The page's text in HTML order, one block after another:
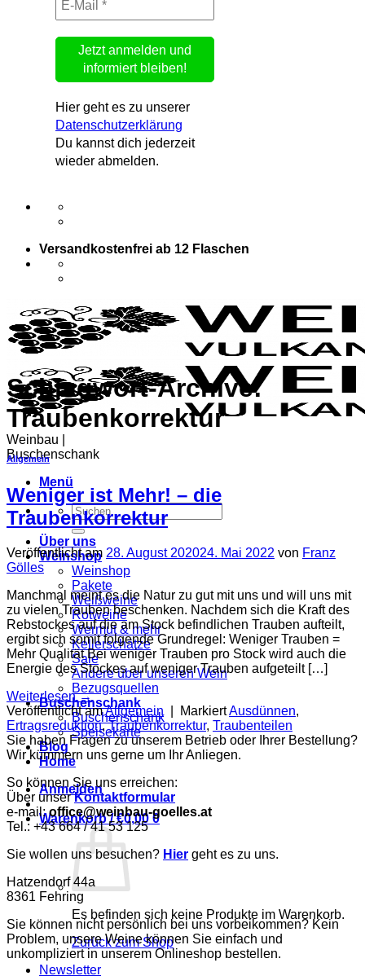
Hier geht es zu unserer
Datenschutzerklärung
Du kannst dich jederzeit
wieder abmelden.
Versandkostenfrei ab 12 Flaschen
Weinbau |
Buschenschank
Menü
Suchen
nach:
Über uns
Weinshop
Weinshop
Pakete
Weißweine
Rotweine
Wermut & mehr
Kellerschätze
Sale
Andere über unseren Wein
Bezugsquellen
Buschenschank
Buschenschank
Speisekarte
Blog
Home
Anmelden
Warenkorb /€0,00 0
Es befinden sich keine Produkte im Warenkorb.
Zurück zum Shop
Newsletter
Schlagwort-Archive:
Traubenkorrektur
Allgemein
Weniger ist Mehr! – die
Traubenkorrektur
Veröffentlicht am 28. August 202024. Mai 2022 von Franz
Gölles
Manchmal meint es die Natur zu gut mit uns und will uns mit
zu vielen Trauben beschenken. Nachdem sich die Kraft des
Rebstockes auf die am Stock befindlichen Trauben aufteilt,
ergibt sich somit folgende Grundregel: Weniger Trauben =
Mehr Qualität Bei weniger Trauben pro Stock wird auch die
Energie des Stockes auf weniger Trauben aufgeteilt […]
Weiterlesen→
Veröffentlicht amAllgemein MarkiertAusdünnen,
Ertragsreduktion,Traubenkorrektur, Traubenteilen
Sie haben Fragen zu unserem Betrieb oder Ihrer Bestellung?
Wir kümmern uns gerne um Ihr Anliegen.
So können Sie uns erreichen:
Über unserKontaktformular
e-mail:office@weinbau-goelles.at
Tel.: +43 664 / 41 53 125
Sie wollen uns besuchen? Hier geht es zu uns.
Hatzendorf 44a
8361 Fehring
Sie können nicht persönlich bei uns vorbeikommen? Kein
Problem, unsere Weine können Sie einfach und
unkompliziert in unserem Onlineshop bestellen.